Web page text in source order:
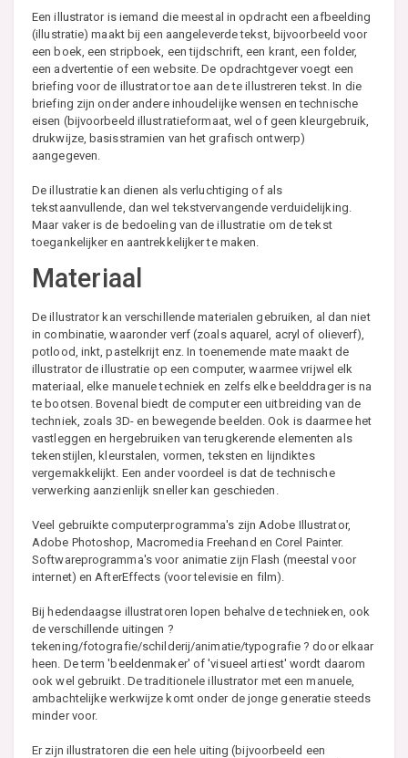
Een illustrator is iemand die meestal in opdracht een afbeelding
(illustratie) maakt bij een aangeleverde tekst, bijvoorbeeld voor
een boek, een stripboek, een tijdschrift, een krant, een folder,
een advertentie of een website. De opdrachtgever voegt een
briefing voor de illustrator toe aan de te illustreren tekst. In die
briefing zijn onder andere inhoudelijke wensen en technische
eisen (bijvoorbeeld illustratieformaat, wel of geen kleurgebruik,
drukwijze, basisstramien van het grafisch ontwerp)
aangegeven.
De illustratie kan dienen als verluchtiging of als
tekstaanvullende, dan wel tekstvervangende verduidelijking.
Maar vaker is de bedoeling van de illustratie om de tekst
toegankelijker en aantrekkelijker te maken.
Materiaal
De illustrator kan verschillende materialen gebruiken, al dan niet
in combinatie, waaronder verf (zoals aquarel, acryl of olieverf),
potlood, inkt, pastelkrijt enz. In toenemende mate maakt de
illustrator de illustratie op een computer, waarmee vrijwel elk
materiaal, elke manuele techniek en zelfs elke beelddrager is na
te bootsen. Bovenal biedt de computer een uitbreiding van de
techniek, zoals 3D- en bewegende beelden. Ook is daarmee het
vastleggen en hergebruiken van terugkerende elementen als
tekenstijlen, kleurstalen, vormen, teksten en lijndiktes
vergemakkelijkt. Een ander voordeel is dat de technische
verwerking aanzienlijk sneller kan geschieden.
Veel gebruikte computerprogramma's zijn Adobe Illustrator,
Adobe Photoshop, Macromedia Freehand en Corel Painter.
Softwareprogramma's voor animatie zijn Flash (meestal voor
internet) en AfterEffects (voor televisie en film).
Bij hedendaagse illustratoren lopen behalve de technieken, ook
de verschillende uitingen ?
tekening/fotografie/schilderij/animatie/typografie ? door elkaar
heen. De term 'beeldenmaker' of 'visueel artiest' wordt daarom
ook wel gebruikt. De traditionele illustrator met een manuele,
ambachtelijke werkwijze komt onder de jonge generatie steeds
minder voor.
Er zijn illustratoren die een hele uiting (bijvoorbeeld een